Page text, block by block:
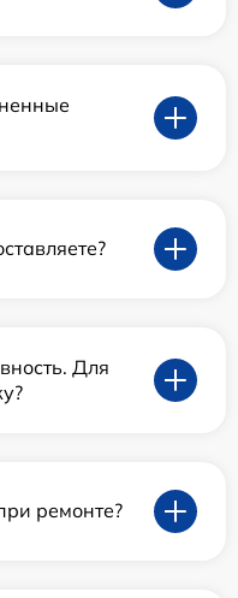
Для
ремонте?